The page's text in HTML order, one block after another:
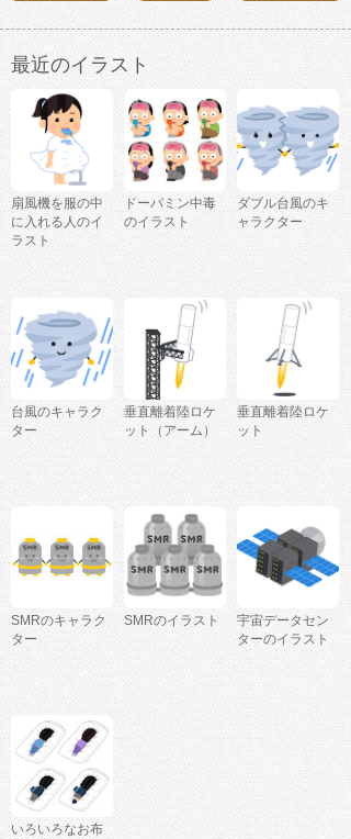
最近のイラスト
扇風機を服の中
に入れる人のイ
ラスト
ドーパミン中毒
のイラスト
ダブル台風のキ
ャラクター
台風のキャラク
ター
垂直離着陸ロケ
ット（アーム）
垂直離着陸ロケ
ット
SMRのキャラク
ター
SMRのイラスト
宇宙データセン
ターのイラスト
いろいろなお布